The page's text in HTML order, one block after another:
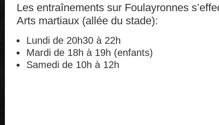
Les entraînements sur Foulayronnes
Arts martiaux (allée du stade):
Lundi de 20h30 à 22h
Mardi de 18h à 19h (enfants)
Samedi de 10h à 12h